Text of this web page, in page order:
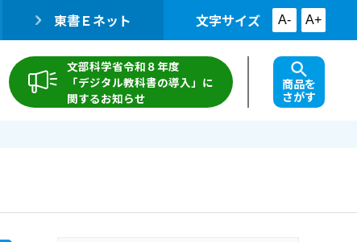
東書Ｅネット 文字サイズ A- A+
文部科学省令和８年度
「デジタル教科書の導入」に
関するお知らせ
商品を
さがす